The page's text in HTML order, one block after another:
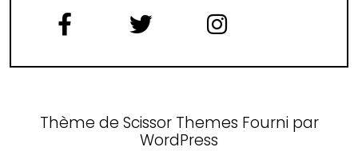
Thème de Scissor Themes Fourni par
WordPress